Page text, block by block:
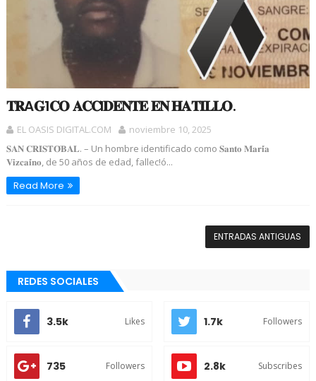
𝐓𝐑A𝐆1𝐂𝐎 𝐀𝐂𝐂I𝐃𝐄𝐍𝐓𝐄 𝐄𝐍 𝐇𝐀𝐓𝐈𝐋𝐋𝐎.
EL OASIS DIGITAL.COM
noviembre 10, 2025
𝐒𝐀𝐍 𝐂𝐑𝐈𝐒𝐓𝐎́𝐁𝐀𝐋. – Un hombre identificado como 𝐒𝐚𝐧𝐭𝐨 𝐌𝐚𝐫𝐢́𝐚
𝐕𝐢𝐳𝐜𝐚𝐢́𝐧𝐨, de 50 años de edad, fallec!ó...
Read More
ENTRADAS ANTIGUAS
REDES SOCIALES
3.5k Likes 1.7k Followers
735 Followers 2.8k Subscribes